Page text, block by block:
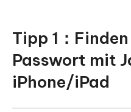
Tipp 1：
Passwort mit
iPhone/iPad